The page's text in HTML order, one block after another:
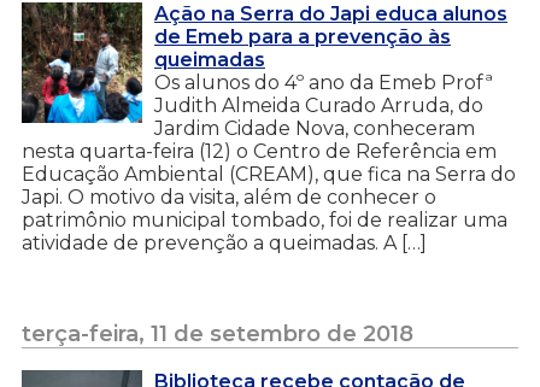
Ação na Serra do Japi educa alunos
de Emeb para a prevenção às
queimadas
Os alunos do 4º ano da Emeb Profª
Judith Almeida Curado Arruda, do
Jardim Cidade Nova, conheceram
nesta quarta-feira (12) o Centro de Referência em
Educação Ambiental (CREAM), que fica na Serra do
Japi. O motivo da visita, além de conhecer o
patrimônio municipal tombado, foi de realizar uma
atividade de prevenção a queimadas. A […]
terça-feira, 11 de setembro de 2018
Biblioteca recebe contação de